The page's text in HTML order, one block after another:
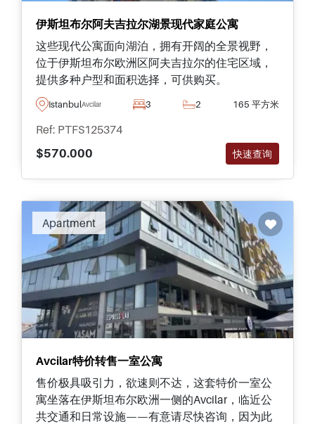
伊斯坦布尔阿夫吉拉尔湖景现代家庭公寓
这些现代公寓面向湖泊，拥有开阔的全景视野，
位于伊斯坦布尔欧洲区阿夫吉拉尔的住宅区域，
提供多种户型和面积选择，可供购买。
IstanbulAvcilar 3 2 165 平方米
Ref: PTFS125374
$570.000
快速查询
Apartment
Avcilar特价转售一室公寓
售价极具吸引力，欲速则不达，这套特价一室公
寓坐落在伊斯坦布尔欧洲一侧的Avcilar，临近公
共交通和日常设施——有意请尽快咨询，因为此